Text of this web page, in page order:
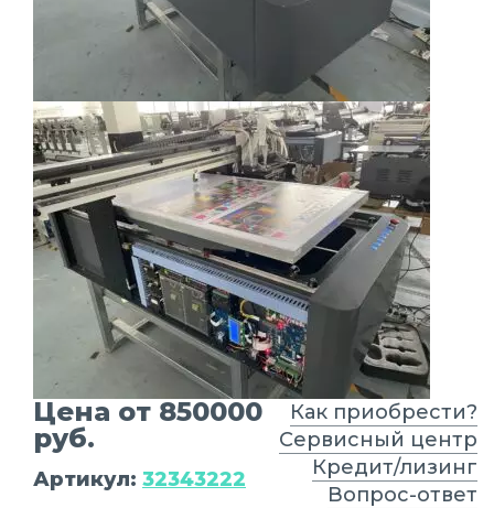
Цена от 850000
руб.
Артикул: 32343222
Как приобрести?
Сервисный центр
Кредит/лизинг
Вопрос-ответ